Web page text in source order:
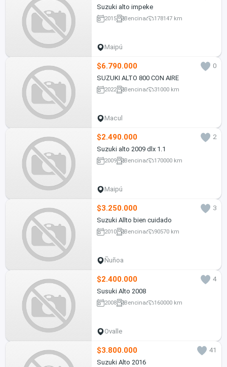
Suzuki alto impeke
2015 Bencina 178147 km
Maipú
$6.790.000
0
SUZUKI ALTO 800 CON AIRE
2022 Bencina 31000 km
Macul
$2.490.000
2
Suzuki alto 2009 dlx 1.1
2009 Bencina 170000 km
Maipú
$3.250.000
3
Suzuki Allto bien cuidado
2010 Bencina 90570 km
Ñuñoa
$2.400.000
4
Susuki Alto 2008
2008 Bencina 160000 km
Ovalle
$3.800.000
41
Suzuki Alto 2016